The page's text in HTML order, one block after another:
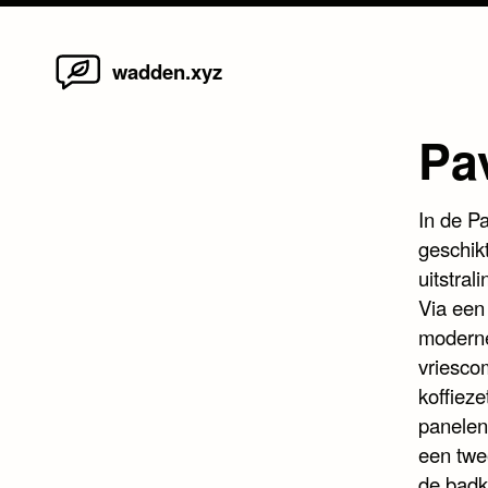
wadden.xyz
In de
Via
een